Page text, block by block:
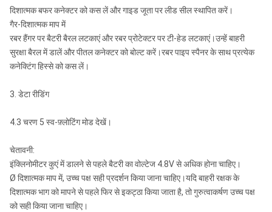
दिशात्मक बफर कनेक्टर को कस लें और गाइड जूता पर लीड सील स्थापित करें।
गैर-दिशात्मक माप में
रबर हैंगर पर बैटरी बैरल लटकाएं और रबर प्रोटेक्टर पर टी-हेड लटकाएं।उन्हें बाहरी
सुरक्षा बैरल में डालें और पीतल कनेक्टर को बोल्ट करें।रबर पाइप स्पैनर के साथ प्रत्येक
कनेक्टिंग हिस्से को कस लें।
3. डेटा रीडिंग
4.3 चरण 5 स्व-फ़्लोटिंग मोड देखें।
चेतावनी:
इंक्लिनोमीटर कुएं में डालने से पहले बैटरी का वोल्टेज 4.8V से अधिक होना चाहिए।
Ø दिशात्मक माप में, उच्च पक्ष सही प्रदर्शन किया जाना चाहिए।यदि बाहरी रक्षक के
दिशात्मक भाग को मापने से पहले फिर से इकट्ठा किया जाता है, तो गुरुत्वाकर्षण उच्च पक्ष
को सही किया जाना चाहिए।